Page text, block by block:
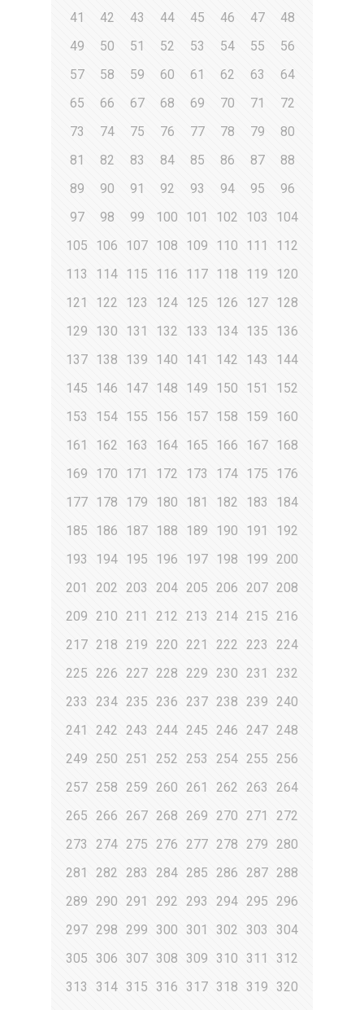
41
42 43 44 45 46 47
48
49
50 51 52 53 54 55
56
57
58 59 60 61 62 63
64
65
66 67 68 69 70 71
72
73
74 75 76 77 78 79
80
81
82 83 84 85 86 87
88
89
90 91 92 93 94 95
96
97
98 99 100 101 102 103
104
105
106 107 108 109 110 111
112
113
114 115 116 117 118 119
120
121
122 123 124 125 126 127 128
129
130 131 132 133 134 135
136
137 138 139 140 141 142 143
144
145
146 147 148 149 150 151
152
153
154 155 156 157 158 159
160
161
162 163 164 165 166 167 168
169
170 171 172 173 174 175
176
177 178 179 180 181 182 183
184
185
186 187 188 189 190 191
192
193
194 195 196 197 198 199 200
201
202 203 204 205 206 207 208
209 210 211 212 213 214 215 216
217 218 219 220 221 222 223
224
225 226 227 228 229 230 231
232
233
234 235 236 237 238 239 240
241
242 243 244 245 246 247 248
249 250 251 252 253 254 255 256
257 258 259 260 261 262 263
264
265 266 267 268 269 270 271
272
273
274 275 276 277 278 279 280
281
282 283 284 285 286 287 288
289 290 291 292 293 294 295 296
297 298 299 300 301 302 303
304
305
306 307 308 309 310 311
312
313
314 315 316 317 318 319
320